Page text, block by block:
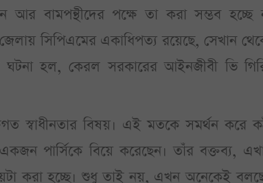
আর বামপন্থীদের পক্ষে তা করা সম্ভব হচ্ছে
সিপিএমের একাধিপত্য রয়েছে, সেখান
ঘটনা হল, কেরল সরকারের আইনজীবী ভি
স্বাধীনতার বিষয়। এই মতকে সমর্থন করে
একজন পার্সিকে বিয়ে করেছেন। তাঁর বক্তব্য,
করা হচ্ছে। শুধু তাই নয়, এখন অনেকেই